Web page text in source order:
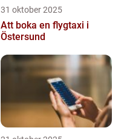
31 oktober 2025
Att boka en flygtaxi i
Östersund